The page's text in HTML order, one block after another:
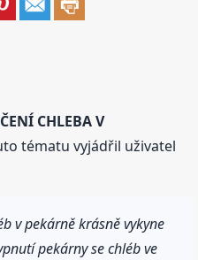
CHLEBA V
tématu vyjádřil uživatel
v pekárně krásně vykyne
pekárny se chléb ve